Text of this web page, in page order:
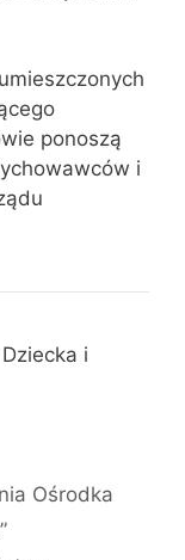
ponoszą
i
i
Ośrodka